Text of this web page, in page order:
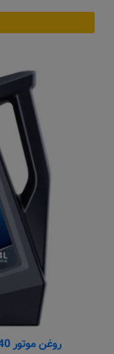
روغن موتور 10W40 آیسین حجم 4 لیتر (NEW)